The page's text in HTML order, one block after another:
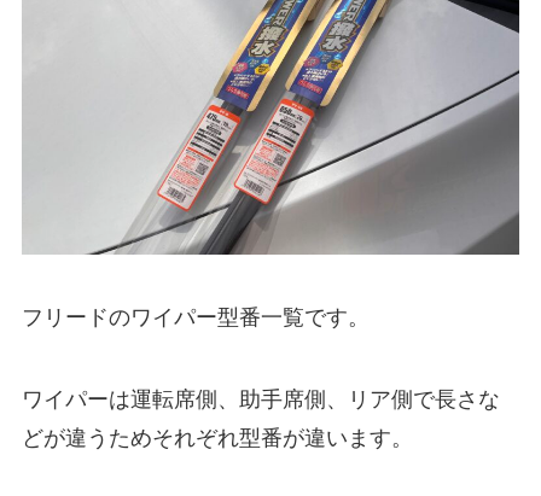
フリードのワイパー型番一覧です。
ワイパーは運転席側、助手席側、リア側で長さな
どが違うためそれぞれ型番が違います。